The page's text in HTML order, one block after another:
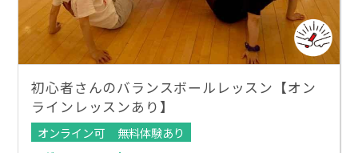
初心者さんのバランスボールレッスン【オン
ラインレッスンあり】
オンライン可
無料体験あり